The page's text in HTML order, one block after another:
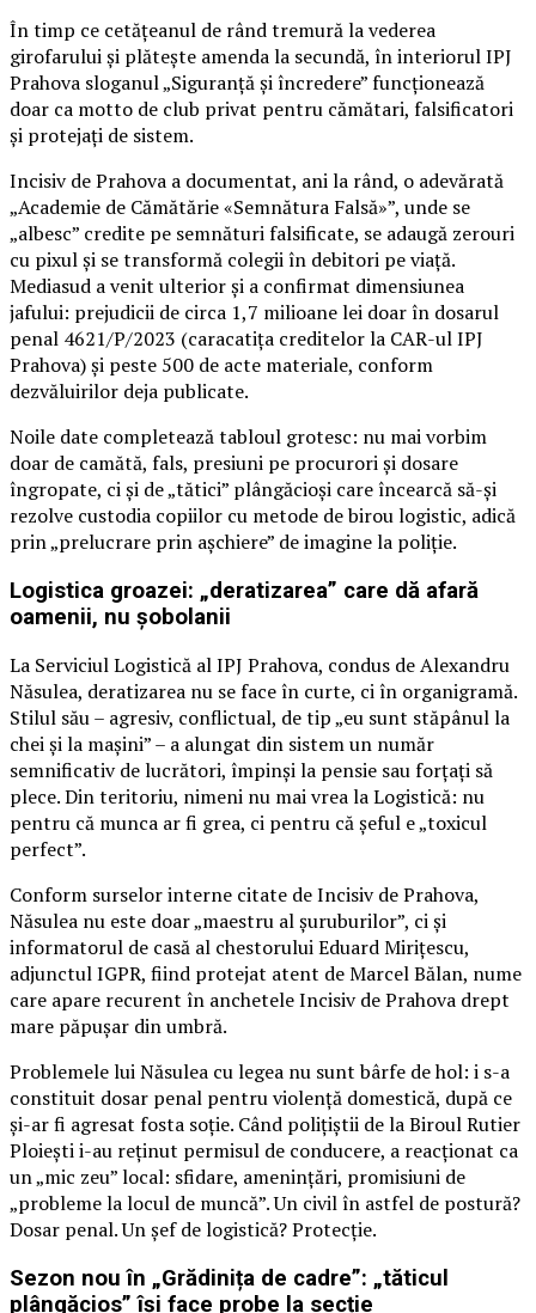
În timp ce cetățeanul de rând tremură la vederea
girofarului și plătește amenda la secundă, în interiorul IPJ
Prahova sloganul „Siguranță și încredere” funcționează
doar ca motto de club privat pentru cămătari, falsificatori
și protejați de sistem.
Incisiv de Prahova a documentat, ani la rând, o adevărată
„Academie de Cămătărie «Semnătura Falsă»”, unde se
„albesc” credite pe semnături falsificate, se adaugă zerouri
cu pixul și se transformă colegii în debitori pe viață.
Mediasud a venit ulterior și a confirmat dimensiunea
jafului: prejudicii de circa 1,7 milioane lei doar în dosarul
penal 4621/P/2023 (caracatița creditelor la CAR-ul IPJ
Prahova) și peste 500 de acte materiale, conform
dezvăluirilor deja publicate.
Noile date completează tabloul grotesc: nu mai vorbim
doar de camătă, fals, presiuni pe procurori și dosare
îngropate, ci și de „tătici” plângăcioși care încearcă să-și
rezolve custodia copiilor cu metode de birou logistic, adică
prin „prelucrare prin așchiere” de imagine la poliție.
Logistica groazei: „deratizarea” care dă afară
oamenii, nu șobolanii
La Serviciul Logistică al IPJ Prahova, condus de Alexandru
Năsulea, deratizarea nu se face în curte, ci în organigramă.
Stilul său – agresiv, conflictual, de tip „eu sunt stăpânul la
chei și la mașini” – a alungat din sistem un număr
semnificativ de lucrători, împinși la pensie sau forțați să
plece. Din teritoriu, nimeni nu mai vrea la Logistică: nu
pentru că munca ar fi grea, ci pentru că șeful e „toxicul
perfect”.
Conform surselor interne citate de Incisiv de Prahova,
Năsulea nu este doar „maestru al șuruburilor”, ci și
informatorul de casă al chestorului Eduard Mirițescu,
adjunctul IGPR, fiind protejat atent de Marcel Bălan, nume
care apare recurent în anchetele Incisiv de Prahova drept
mare păpușar din umbră.
Problemele lui Năsulea cu legea nu sunt bârfe de hol: i s-a
constituit dosar penal pentru violență domestică, după ce
și-ar fi agresat fosta soție. Când polițiștii de la Biroul Rutier
Ploiești i-au reținut permisul de conducere, a reacționat ca
un „mic zeu” local: sfidare, amenințări, promisiuni de
„probleme la locul de muncă”. Un civil în astfel de postură?
Dosar penal. Un șef de logistică? Protecție.
Sezon nou în „Grădinița de cadre”: „tăticul
plângăcios” își face probe la secție